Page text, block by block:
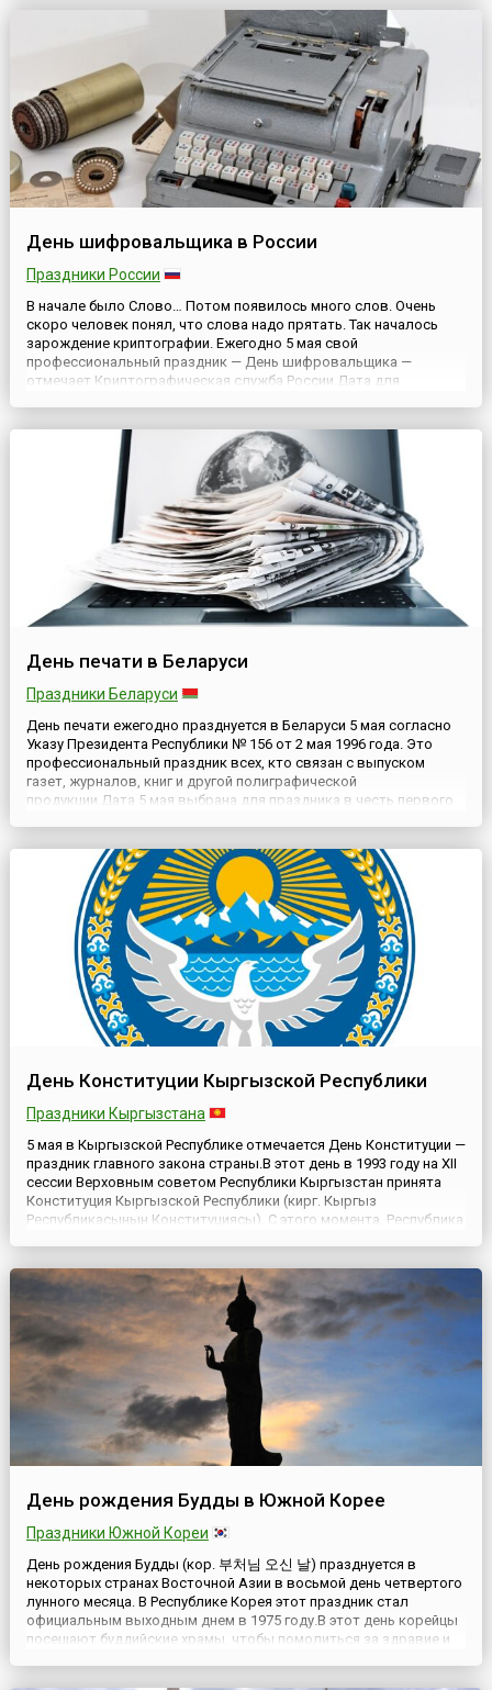
День шифровальщика в России
Праздники России
В начале было Слово… Потом появилось много слов. Очень
скоро человек понял, что слова надо прятать. Так началось
зарождение криптографии. Ежегодно 5 мая свой
профессиональный праздник — День шифровальщика —
отмечает Криптографическая служба России.Дата для
Совета народных комиссаров ...
День печати в Беларуси
Праздники Беларуси
День печати ежегодно празднуется в Беларуси 5 мая согласно
Указу Президента Республики № 156 от 2 мая 1996 года. Это
профессиональный праздник всех, кто связан с выпуском
газет, журналов, книг и другой полиграфической
продукции.Дата 5 мая выбрана для праздника в честь первого
немало знамена...
День Конституции Кыргызской Республики
Праздники Кыргызстана
5 мая в Кыргызской Республике отмечается День Конституции —
праздник главного закона страны.В этот день в 1993 году на XII
сессии Верховным советом Республики Кыргызстан принята
Конституция Кыргызской Республики (кирг. Кыргыз
Республикасынын Конституциясы). С этого момента, Республика
День рождения Будды в Южной Корее
Праздники Южной Кореи
День рождения Будды (кор. 부처님 오신 날) празднуется в
некоторых странах Восточной Азии в восьмой день четвертого
лунного месяца. В Республике Корея этот праздник стал
официальным выходным днем в 1975 году.В этот день корейцы
посещают буддийские храмы, чтобы помолиться за здравие и